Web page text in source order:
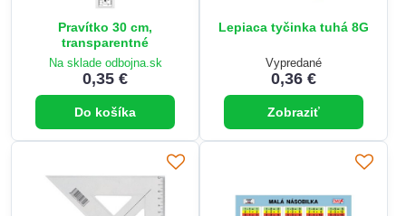
Pravítko 30 cm,
transparentné
Na sklade odbojna.sk
0,35 €
Do košíka
Lepiaca tyčinka tuhá 8G
Vypredané
0,36 €
Zobraziť